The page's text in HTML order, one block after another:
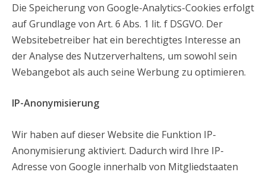
Die Speicherung von Google-Analytics-Cookies erfolgt
auf Grundlage von Art. 6 Abs. 1 lit. f DSGVO. Der
Websitebetreiber hat ein berechtigtes Interesse an
der Analyse des Nutzerverhaltens, um sowohl sein
Webangebot als auch seine Werbung zu optimieren.
IP-Anonymisierung
Wir haben auf dieser Website die Funktion IP-
Anonymisierung aktiviert. Dadurch wird Ihre IP-
Adresse von Google innerhalb von Mitgliedstaaten